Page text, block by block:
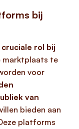
bij
cruciale rol bij
marktplaats te
voor
van
bieden aan
platforms